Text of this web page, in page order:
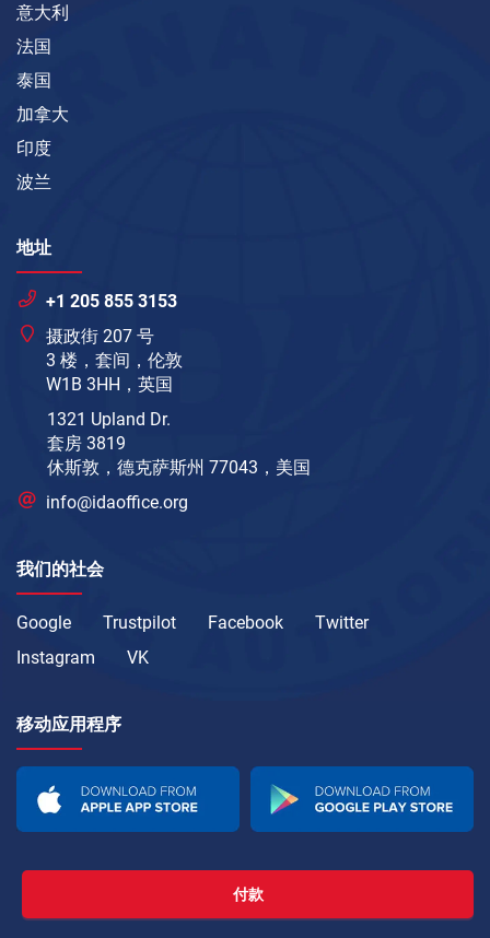
意大利
法国
泰国
加拿大
印度
波兰
地址
+1 205 855 3153
摄政街 207 号
3 楼，套间，伦敦
W1B 3HH，英国
1321 Upland Dr.
套房 3819
休斯敦，德克萨斯州 77043，美国
info@idaoffice.org
我们的社会
Google Trustpilot Facebook
Twitter
Instagram
VK
移动应用程序
付款